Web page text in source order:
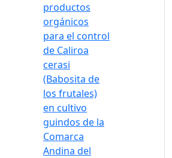
productos
orgánicos
para el control
de Caliroa
cerasi
(Babosita de
los frutales)
en cultivo
guindos de la
Comarca
Andina del